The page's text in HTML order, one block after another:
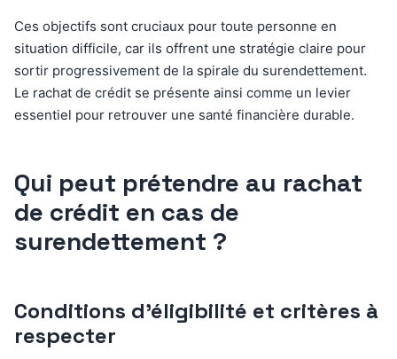
Ces objectifs sont cruciaux pour toute personne en
situation difficile, car ils offrent une stratégie claire pour
sortir progressivement de la spirale du surendettement.
Le rachat de crédit se présente ainsi comme un levier
essentiel pour retrouver une santé financière durable.
Qui peut prétendre au rachat
de crédit en cas de
surendettement ?
Conditions d’éligibilité et critères à
respecter